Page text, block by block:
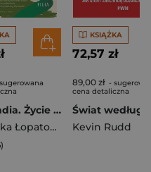
Normandia. Życie między przypływem a odpływem
Agnieszka Łopatowska
KSIĄŻKA
72,57 zł
89,00 zł -
cena detaliczna
Kevin Rudd